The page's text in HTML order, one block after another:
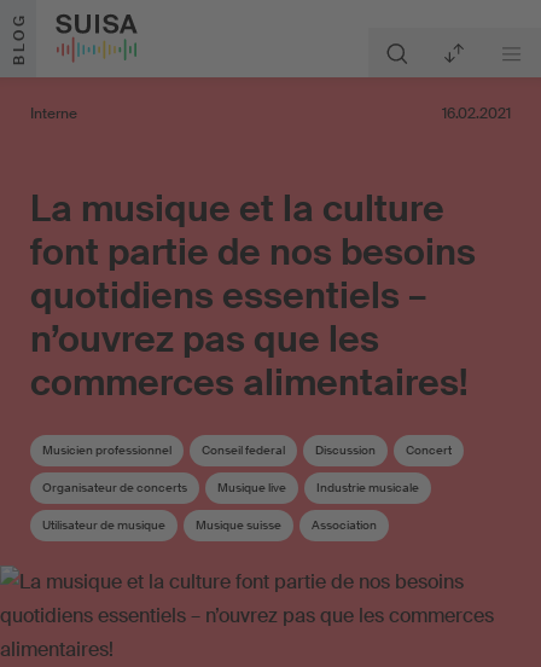
Aller au contenu
BLOG
Interne 16.02.2021
La musique et la culture
font partie de nos besoins
quotidiens essentiels –
n’ouvrez pas que les
commerces alimentaires!
Musicien professionnel Conseil federal Discussion Concert
Organisateur de concerts Musique live Industrie musicale
Utilisateur de musique Musique suisse Association